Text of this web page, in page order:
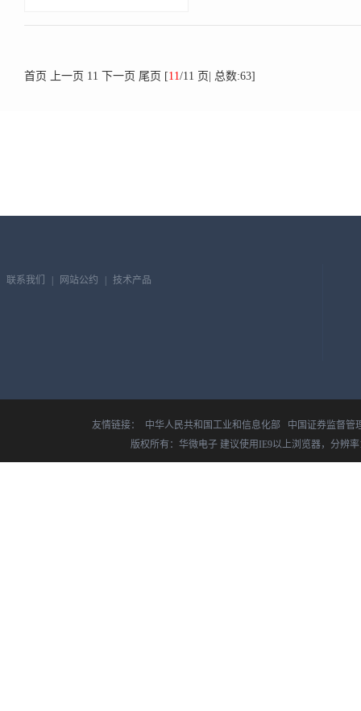
首页 上一页 11 下一页 尾页 [11/11 页| 总数:63]
联系我们 网站公约 技术产品
友情链接： 中华人民共和国工业和信息化部
中国证券监督管
版权所有：华微电子 建议使用IE9以上浏览器，分辨